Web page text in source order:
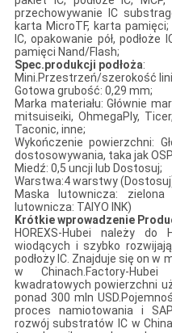
przechowywanie IC
karta MicroTF, karta
IC, opakowanie pół,
pamięci Nand/Flash;
Spec.produkcji podłoża:
Mini.Przestrzeń/szerokość
Gotowa grubość: 0,29 mm;
Marka materiału: Głównie
mitsuiseiki, OhmegaPly,
Taconic, inne;
Wykończenie powierzchni:
dostosowywania, taka jak
Miedź: 0,5 uncji lub Dostosuj;
Warstwa:4 warstwy
Maska lutownicza:
lutownicza: TAIYO INK)
Krótkie wprowadzenie
HOREXS-Hubei należy
wiodących i szybko
podłoży IC. Znajduje się on w
w Chinach.Factory-
kwadratowych powierzchni
ponad 300 mln
proces namiotowania i
rozwój substratów IC w